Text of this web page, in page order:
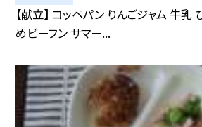
【献立】 コッペパン りんごジャム 牛乳
めビーフン サマー...